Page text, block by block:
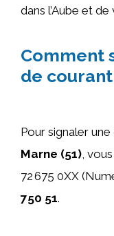
dans l’Aube et
Comment
de courant
Pour signaler
Marne (51),
72 675 0XX
750 51.